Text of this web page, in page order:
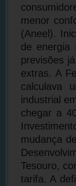
menor
(Aneel).
de energia
previsões
extras. A
calculava
industrial
chegar a
mudança
Tesouro,
tarifa. A